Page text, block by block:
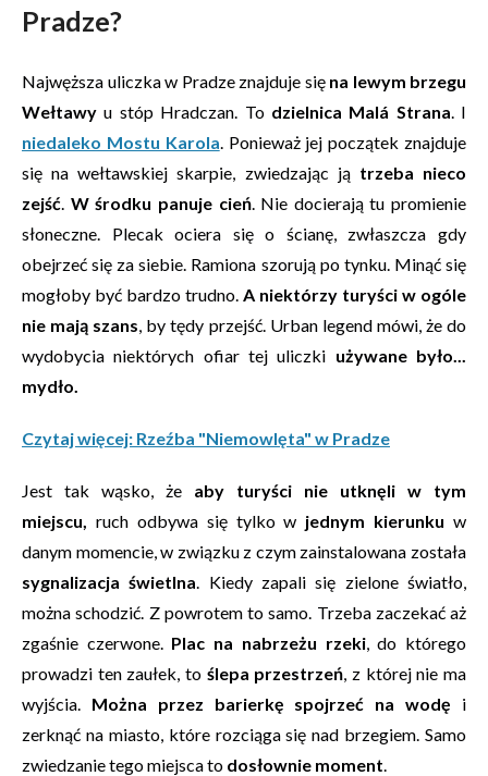
Pradze?
Najwęższa uliczka w Pradze znajduje się na lewym brzegu
Wełtawy u stóp Hradczan. To dzielnica Malá Strana. I
niedaleko Mostu Karola. Ponieważ jej początek znajduje
się na wełtawskiej skarpie, zwiedzając ją trzeba nieco
zejść. W środku panuje cień. Nie docierają tu promienie
słoneczne. Plecak ociera się o ścianę, zwłaszcza gdy
obejrzeć się za siebie. Ramiona szorują po tynku. Minąć się
mogłoby być bardzo trudno. A niektórzy turyści w ogóle
nie mają szans, by tędy przejść. Urban legend mówi, że do
wydobycia niektórych ofiar tej uliczki używane było...
mydło.
Czytaj więcej: Rzeźba "Niemowlęta" w Pradze
Jest tak wąsko, że aby turyści nie utknęli w tym
miejscu, ruch odbywa się tylko w jednym kierunku w
danym momencie, w związku z czym zainstalowana została
sygnalizacja świetlna. Kiedy zapali się zielone światło,
można schodzić. Z powrotem to samo. Trzeba zaczekać aż
zgaśnie czerwone. Plac na nabrzeżu rzeki, do którego
prowadzi ten zaułek, to ślepa przestrzeń, z której nie ma
wyjścia. Można przez barierkę spojrzeć na wodę i
zerknąć na miasto, które rozciąga się nad brzegiem. Samo
zwiedzanie tego miejsca to dosłownie moment.